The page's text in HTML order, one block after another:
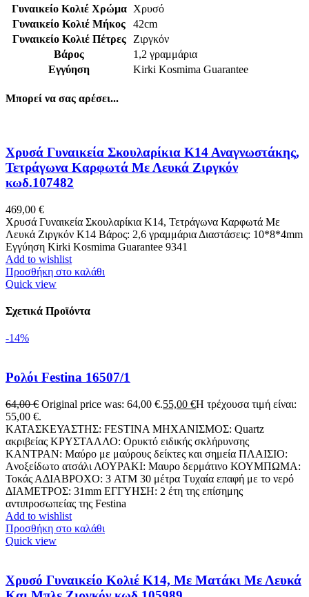
Γυναικείο Κολιέ Χρώμα
Χρυσό
Γυναικείο Κολιέ Μήκος
42cm
Γυναικείο Κολιέ Πέτρες
Ζιργκόν
Βάρος
1,2 γραμμάρια
Εγγύηση
Kirki Kosmima Guarantee
Μπορεί να σας αρέσει...
Χρυσά Γυναικεία Σκουλαρίκια Κ14 Αναγνωστάκης,
Τετράγωνα Καρφωτά Με Λευκά Ζιργκόν
κωδ.107482
469,00 €
Χρυσά Γυναικεία Σκουλαρίκια Κ14, Τετράγωνα Καρφωτά Με
Λευκά Ζιργκόν K14 Βάρος: 2,6 γραμμάρια Διαστάσεις: 10*8*4mm
Εγγύηση Kirki Kosmima Guarantee 9341
Add to wishlist
Προσθήκη στο καλάθι
Quick view
Σχετικά Προϊόντα
-14%
Ρολόι Festina 16507/1
64,00€ Original price was: 64,00 €.55,00 €Η τρέχουσα τιμή είναι:
55,00 €.
ΚΑΤΑΣΚΕΥΑΣΤΗΣ: FESTINA ΜΗΧΑΝΙΣΜΟΣ: Quartz
ακριβείας ΚΡΥΣΤΑΛΛΟ: Oρυκτό ειδικής σκλήρυνσης
ΚΑΝΤΡΑΝ: Μαύρο με μαύρους δείκτες και σημεία ΠΛΑΙΣΙΟ:
Aνοξείδωτο ατσάλι ΛΟΥΡΑΚΙ: Μαυρο δερμάτινο ΚΟΥΜΠΩΜΑ:
Toκάς ΑΔΙΑΒΡΟΧΟ: 3 ATM 30 μέτρα Τυχαία επαφή με το νερό
ΔΙΑΜΕΤΡΟΣ: 31mm ΕΓΓΥΗΣΗ: 2 έτη της επίσημης
αντιπροσωπείας της Festina
Add to wishlist
Προσθήκη στο καλάθι
Quick view
Χρυσό Γυναικείο Κολιέ Κ14, Με Ματάκι Με Λευκά